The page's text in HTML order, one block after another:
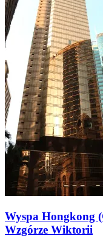
Wyspa Hongkong
Wzgórze Wiktorii